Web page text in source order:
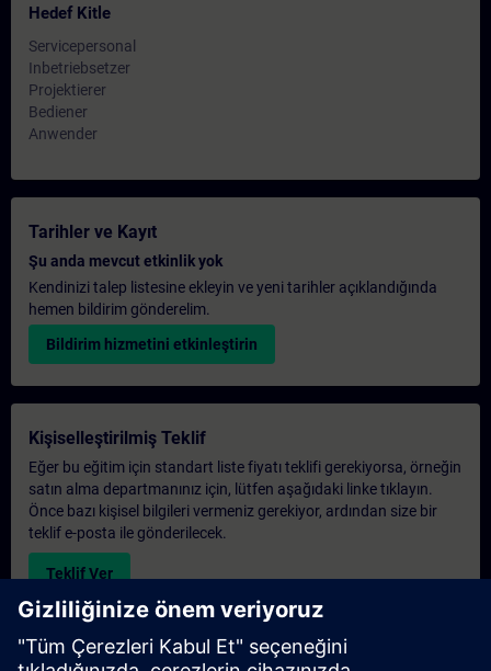
Hedef Kitle
Servicepersonal
Inbetriebsetzer
Projektierer
Bediener
Anwender
Tarihler ve Kayıt
Şu anda mevcut etkinlik yok
Kendinizi talep listesine ekleyin ve yeni tarihler açıklandığında
hemen bildirim gönderelim.
Bildirim hizmetini etkinleştirin
Kişiselleştirilmiş Teklif
Eğer bu eğitim için standart liste fiyatı teklifi gerekiyorsa, örneğin
satın alma departmanınız için, lütfen aşağıdaki linke tıklayın.
Önce bazı kişisel bilgileri vermeniz gerekiyor, ardından size bir
teklif e-posta ile gönderilecek.
Teklif Ver
Exclusive Training Enquiry